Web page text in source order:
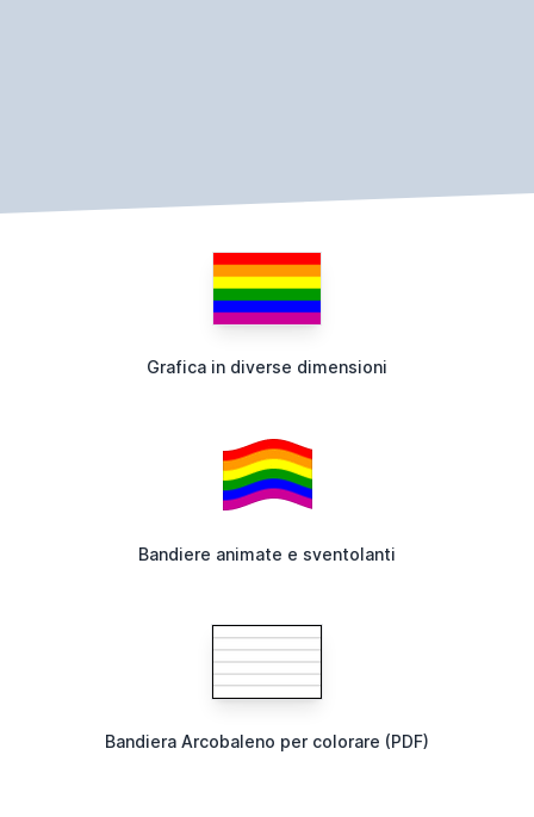
Grafica in diverse dimensioni
Bandiere animate e sventolanti
Bandiera Arcobaleno per colorare (PDF)